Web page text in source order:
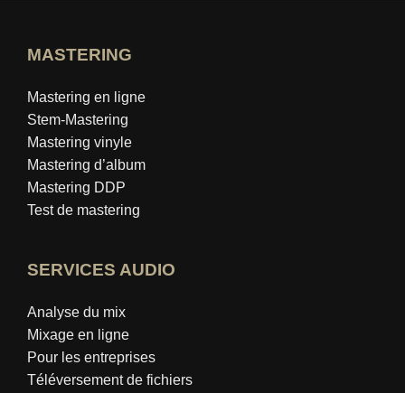
MASTERING
Mastering en ligne
Stem-Mastering
Mastering vinyle
Mastering d’album
Mastering DDP
Test de mastering
SERVICES AUDIO
Analyse du mix
Mixage en ligne
Pour les entreprises
Téléversement de fichiers